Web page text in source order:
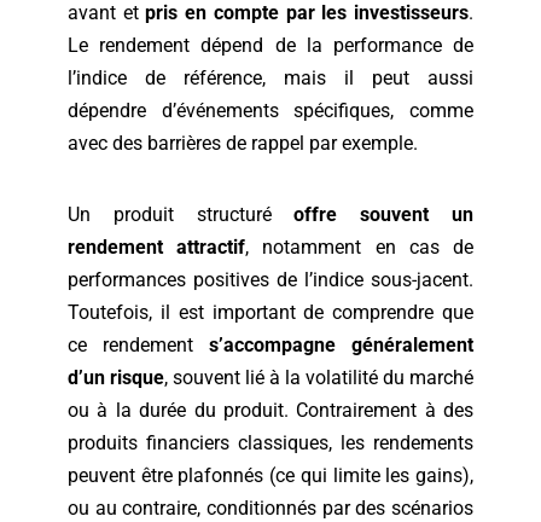
avant etpris en compte par les investisseurs.
Le rendement dépend de la performance de
l’indice de référence, mais il peut aussi
dépendre d’événements spécifiques, comme
avec des barrières de rappel par exemple.
Un produit structuréoffre souvent un
rendement attractif, notamment en cas de
performances positives de l’indice sous-jacent.
Toutefois, il est important de comprendre que
ce rendement s’accompagne généralement
d’un risque, souvent lié à la volatilité du marché
ou à la durée du produit. Contrairement à des
produits financiers classiques, les rendements
peuvent être plafonnés (ce qui limite les gains),
ou au contraire, conditionnés par des scénarios